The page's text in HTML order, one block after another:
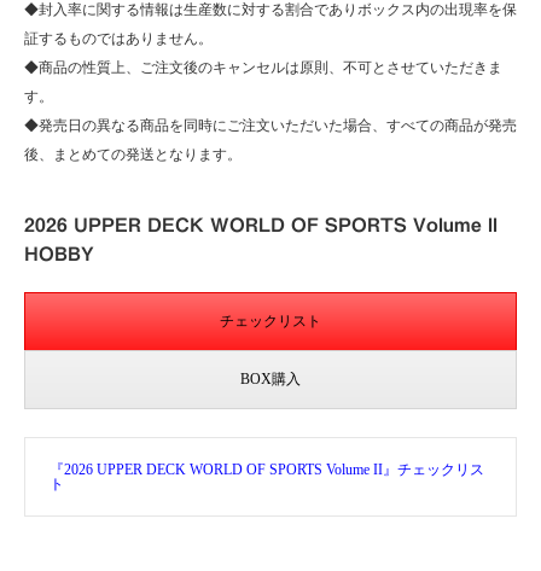
◆封入率に関する情報は生産数に対する割合でありボックス内の出現率を保
証するものではありません。
◆商品の性質上、ご注文後のキャンセルは原則、不可とさせていただきま
す。
◆発売日の異なる商品を同時にご注文いただいた場合、すべての商品が発売
後、まとめての発送となります。
2026 UPPER DECK WORLD OF SPORTS Volume II
HOBBY
チェックリスト
BOX購入
『2026 UPPER DECK WORLD OF SPORTS Volume II』チェックリス
ト